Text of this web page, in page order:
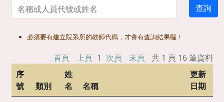
必須要有建立院系所的教師代碼，才會有查詢結果喔！
首頁 上頁 1 次頁 末頁
共 1 頁 16 筆資料
序
號
類別
姓
名
名稱
更新
日期